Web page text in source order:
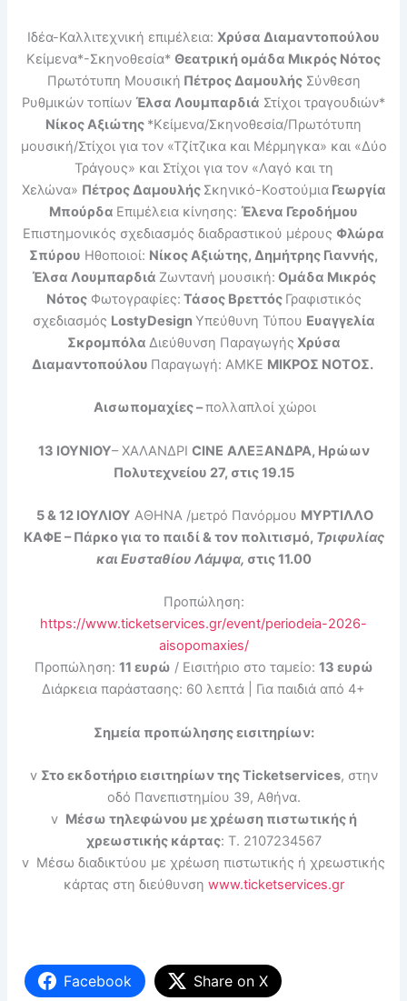
Ιδέα-Καλλιτεχνική επιμέλεια: Χρύσα Διαμαντοπούλου
Κείμενα*-Σκηνοθεσία* Θεατρική ομάδα Μικρός Νότος
Πρωτότυπη Μουσική Πέτρος ΔαμουλήςΣύνθεση
Ρυθμικών τοπίων Έλσα Λουμπαρδιά Στίχοι τραγουδιών*
Νίκος Αξιώτης *Κείμενα/Σκηνοθεσία/Πρωτότυπη
μουσική/Στίχοι για τον «Τζίτζικα και Μέρμηγκα» και «Δύο
Τράγους» και Στίχοι για τον «Λαγό και τη
Χελώνα» Πέτρος Δαμουλής Σκηνικό-ΚοστούμιαΓεωργία
Μπούρδα Επιμέλεια κίνησης: Έλενα Γεροδήμου
Eπιστημονικός σχεδιασμός διαδραστικού μέρους Φλώρα
Σπύρου Ηθοποιοί: Νίκος Αξιώτης, Δημήτρης Γιαννής,
Έλσα Λουμπαρδιά Ζωντανή μουσική: Ομάδα Μικρός
ΝότοςΦωτογραφίες: Τάσος Βρεττός Γραφιστικός
σχεδιασμός LostyDesignΥπεύθυνη Τύπου Ευαγγελία
Σκρομπόλα Διεύθυνση Παραγωγής Χρύσα
Διαμαντοπούλου Παραγωγή: ΑΜΚΕ ΜΙΚΡΟΣ ΝΟΤΟΣ.
Αισωπομαχίες –πολλαπλοί χώροι
13 ΙΟΥΝΙΟΥ– ΧΑΛΑΝΔΡΙ CINE ΑΛΕΞΑΝΔΡΑ, Ηρώων
Πολυτεχνείου 27, στις 19.15
5 & 12 ΙΟΥΛΙΟΥ ΑΘΗΝΑ /μετρό Πανόρμου ΜΥΡΤΙΛΛΟ
ΚΑΦΕ – Πάρκο για το παιδί & τον πολιτισμό, Τριφυλίας
και Ευσταθίου Λάμψα, στις11.00
Προπώληση:
https://www.ticketservices.gr/event/periodeia-2026-
aisopomaxies/
Προπώληση: 11 ευρώ / Εισιτήριο στο ταμείο: 13 ευρώ
Διάρκεια παράστασης: 60 λεπτά | Για παιδιά από 4+
Σημεία προπώλησης εισιτηρίων:
v Στο εκδοτήριο εισιτηρίων της Ticketservices, στην
οδό Πανεπιστημίου 39, Αθήνα.
v Μέσω τηλεφώνου με χρέωση πιστωτικής ή
χρεωστικής κάρτας: T. 2107234567
v Μέσω διαδικτύου με χρέωση πιστωτικής ή χρεωστικής
κάρτας στη διεύθυνση www.ticketservices.gr
Facebook Share on X